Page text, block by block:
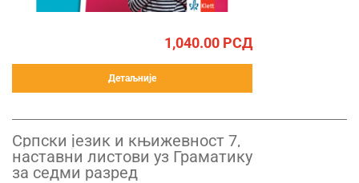
1,040.00 РСД
Детаљније
Српски језик и књижевност 7,
наставни листови уз Граматику
за седми разред